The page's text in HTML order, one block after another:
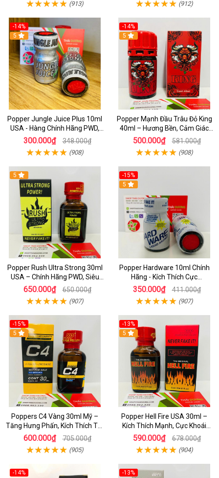
(913) (912)
-14%
5
Popper Jungle Juice Plus 10ml
USA - Hàng Chính Hãng PWD,
Hưng Phấn Cực Đỉnh
300.000₫ 348.000₫
(908)
-14%
5
Popper Mạnh Đầu Trâu Đỏ King
40ml – Hương Bền, Cảm Giác
Lâu, Chuẩn Cho Top & Bot
500.000₫ 581.000₫
(908)
5
Popper Rush Ultra Strong 30ml
USA – Chính Hãng PWD, Siêu
Kích Thích & Tăng Khoái Cảm
650.000₫ 650.000₫
(907)
-15%
5
Popper Hardware 10ml Chính
Hãng - Kích Thích Cực
Nhanh_Hưng Phấn Tột Đỉnh_
Dành Cho LGBT
350.000₫ 411.000₫
(907)
-15%
5
Poppers C4 Vàng 30ml Mỹ –
Tăng Hưng Phấn, Kích Thích Tột
Độ Cho Top & Bot
600.000₫ 705.000₫
(905)
-13%
5
Popper Hell Fire USA 30ml –
Kích Thích Mạnh, Cực Khoái
Thăng Hoa - dochoijapan.com
590.000₫ 678.000₫
(904)
-14%
-13%